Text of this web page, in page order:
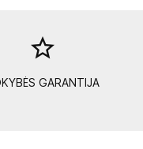
star_border
GARANTIJA